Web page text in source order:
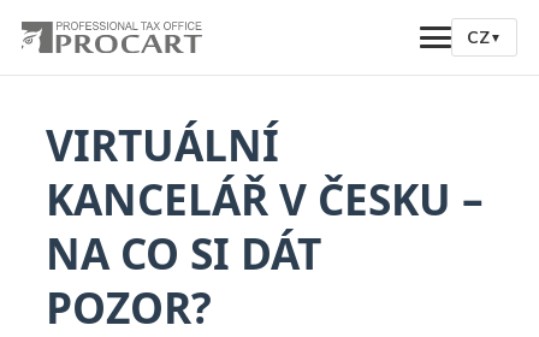
CZ▼
VIRTUÁLNÍ
KANCELÁŘ V ČESKU –
NA CO SI DÁT
POZOR?